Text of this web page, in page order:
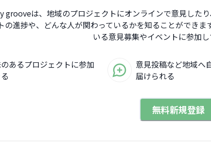
grooveは、地域のプロジェクトにオンラインで意見した
の進捗や、どんな人が関わっているかを知ることができ
いる意見募集やイベントに参加し
あるプロジェクトに参加
意見投稿など地域へ
届けられる
無料新規登録